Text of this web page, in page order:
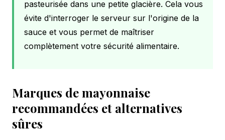
pasteurisée dans une petite glacière. Cela vous
évite d'interroger le serveur sur l'origine de la
sauce et vous permet de maîtriser
complètement votre sécurité alimentaire.
Marques de mayonnaise
recommandées et alternatives
sûres